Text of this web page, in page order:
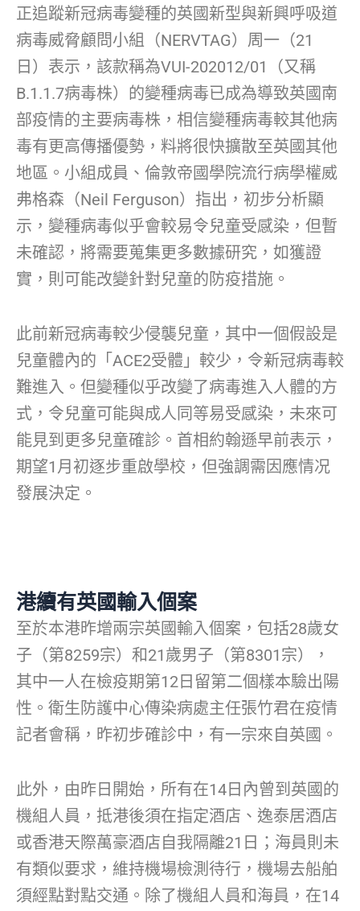
正追蹤新冠病毒變種的英國新型與新興呼吸道
病毒威脅顧問小組（NERVTAG）周一（21
日）表示，該款稱為VUI-202012/01（又稱
B.1.1.7病毒株）的變種病毒已成為導致英國南
部疫情的主要病毒株，相信變種病毒較其他病
毒有更高傳播優勢，料將很快擴散至英國其他
地區。小組成員、倫敦帝國學院流行病學權威
弗格森（Neil Ferguson）指出，初步分析顯
示，變種病毒似乎會較易令兒童受感染，但暫
未確認，將需要蒐集更多數據研究，如獲證
實，則可能改變針對兒童的防疫措施。
此前新冠病毒較少侵襲兒童，其中一個假設是
兒童體內的「ACE2受體」較少，令新冠病毒較
難進入。但變種似乎改變了病毒進入人體的方
式，令兒童可能與成人同等易受感染，未來可
能見到更多兒童確診。首相約翰遜早前表示，
期望1月初逐步重啟學校，但強調需因應情况
發展決定。
港續有英國輸入個案
至於本港昨增兩宗英國輸入個案，包括28歲女
子（第8259宗）和21歲男子（第8301宗），
其中一人在檢疫期第12日留第二個樣本驗出陽
性。衛生防護中心傳染病處主任張竹君在疫情
記者會稱，昨初步確診中，有一宗來自英國。
此外，由昨日開始，所有在14日內曾到英國的
機組人員，抵港後須在指定酒店、逸泰居酒店
或香港天際萬豪酒店自我隔離21日；海員則未
有類似要求，維持機場檢測待行，機場去船舶
須經點對點交通。除了機組人員和海員，在14